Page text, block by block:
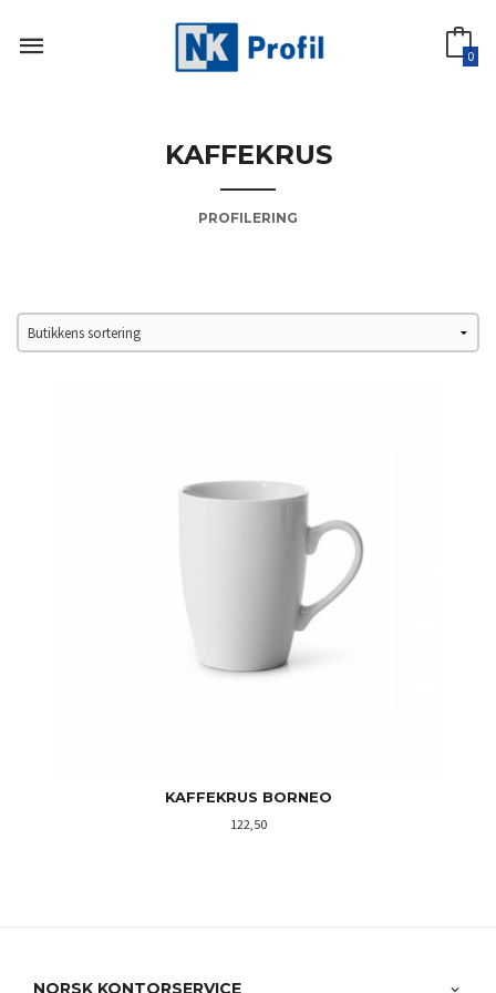
innholdet
0
KAFFEKRUS
PROFILERING
KAFFEKRUS BORNEO
Pris
122,50
NORSK KONTORSERVICE